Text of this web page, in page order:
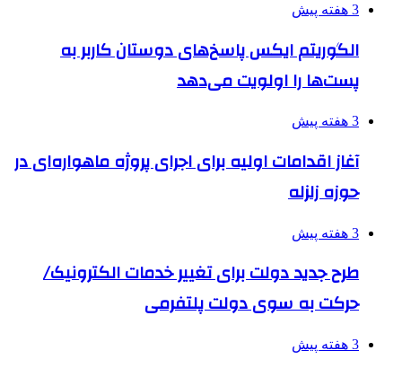
3 هفته پیش
الگوریتم ایکس پاسخ‌های دوستان کاربر به
پست‌ها را اولویت می‌دهد
3 هفته پیش
آغاز اقدامات اولیه برای اجرای پروژه ماهواره‌ای در
حوزه زلزله
3 هفته پیش
طرح جدید دولت برای تغییر خدمات الکترونیک/
حرکت به سوی دولت پلتفرمی
3 هفته پیش